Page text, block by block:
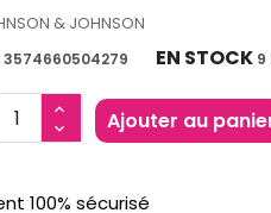
& JOHNSON
3574660504279 EN STOCK 9
Ajouter au
100% sécurisé